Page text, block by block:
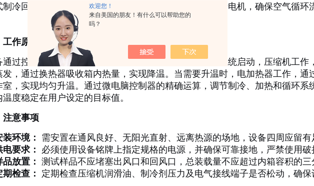
欢迎您！
来自美国的朋友！有什么可以帮助您的
吗？
制冷回路。循环系统采用多翼式离心风轮和耐高温低噪音电机，确保空气循环
作原理
通过控制系统接收设定的温度值。当需要降温时，制冷系统启动，压缩机工作
发，通过换热器吸收箱内热量，实现降温。当需要升温时，电加热器工作，通
室，实现均匀升温。通过微电脑控制器的精确运算，调节制冷、加热和循环系
温度稳定在用户设定的目标值。
注意事项
装环境：
需安置在通风良好、无阳光直射、远离热源的场地，设备四周应留
电要求：
必须使用设备铭牌上指定规格的电源，并确保可靠接地，严禁使用破
品放置： 测试样品不应堵塞出风口和回风口，总装载量不应超过内箱容积的三
期检查：
定期检查压缩机润滑油、制冷剂压力及电气接线端子是否松动，确保